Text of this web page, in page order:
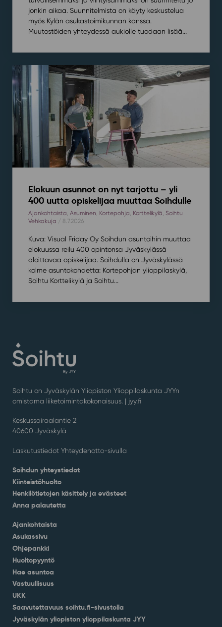
jonkin aikaa. Suunnitelmista on käyty keskustelua
myös Kylän asukastoimikunnan kanssa.
Muutostöiden yhteydessä aukiolle tuodaan lisää...
Elokuun asunnot on nyt tarjottu – yli
400 uutta opiskelijaa muuttaa Soihdulle
Ajankohtaista Asuminen Kortepohja Korttelikylä Soihtu
Vehkakuja / 8.7.2026
Kuva: Visual Friday Oy Soihdun asuntoihin muuttaa
elokuussa reilu 400 opintonsa Jyväskylässä
aloittavaa opiskelijaa. Soihdulla on Jyväskylässä
kolme asuntokohdetta: Kortepohjan ylioppilaskylä,
Soihtu Korttelikylä ja Soihtu...
Soihtu on Jyväskylän Yliopiston Ylioppilaskunta JYYn
omistama liiketoimintakokonaisuus. | jyy.fi
Keskussairaalantie 2
40600 Jyväskylä
Laskutustiedot Yhteydenotto-sivulla
Soihdun yhteystiedot
Kiinteistöhuolto
Henkilötietojen käsittely ja evästeet
Anna palautetta
Ajankohtaista
Asukassivu
Ohjepankki
Huoltopyyntö
Hae asuntoa
Vastuullisuus
UKK
Saavutettavuus soihtu.fi-sivustolla
Jyväskylän yliopiston ylioppilaskunta JYY